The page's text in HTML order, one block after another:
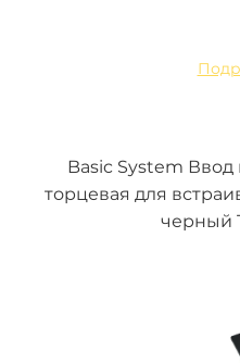
Basic System Ввод
торцевая для
черный